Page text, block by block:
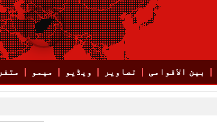
بین الاقوامی تصاویر ویڈیو میمو